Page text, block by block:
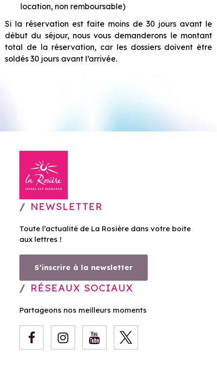
location, non remboursable)
Si la réservation est faite moins de 30 jours avant le
début du séjour, nous vous demanderons le montant
total de la réservation, car les dossiers doivent être
soldés 30 jours avant l’arrivée.
NEWSLETTER
Toute l’actualité de La Rosière dans votre boite
aux lettres !
S’inscrire à la newsletter
RÉSEAUX SOCIAUX
Partageons nos meilleurs moments